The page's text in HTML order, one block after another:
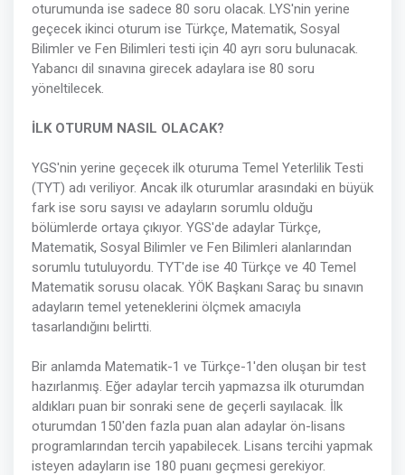
oturumunda ise sadece 80 soru olacak. LYS'nin yerine
geçecek ikinci oturum ise Türkçe, Matematik, Sosyal
Bilimler ve Fen Bilimleri testi için 40 ayrı soru bulunacak.
Yabancı dil sınavına girecek adaylara ise 80 soru
yöneltilecek.
İLK OTURUM NASIL OLACAK?
YGS'nin yerine geçecek ilk oturuma Temel Yeterlilik Testi
(TYT) adı veriliyor. Ancak ilk oturumlar arasındaki en büyük
fark ise soru sayısı ve adayların sorumlu olduğu
bölümlerde ortaya çıkıyor. YGS'de adaylar Türkçe,
Matematik, Sosyal Bilimler ve Fen Bilimleri alanlarından
sorumlu tutuluyordu. TYT'de ise 40 Türkçe ve 40 Temel
Matematik sorusu olacak. YÖK Başkanı Saraç bu sınavın
adayların temel yeteneklerini ölçmek amacıyla
tasarlandığını belirtti.
Bir anlamda Matematik-1 ve Türkçe-1'den oluşan bir test
hazırlanmış. Eğer adaylar tercih yapmazsa ilk oturumdan
aldıkları puan bir sonraki sene de geçerli sayılacak. İlk
oturumdan 150'den fazla puan alan adaylar ön-lisans
programlarından tercih yapabilecek. Lisans tercihi yapmak
isteyen adayların ise 180 puanı geçmesi gerekiyor.